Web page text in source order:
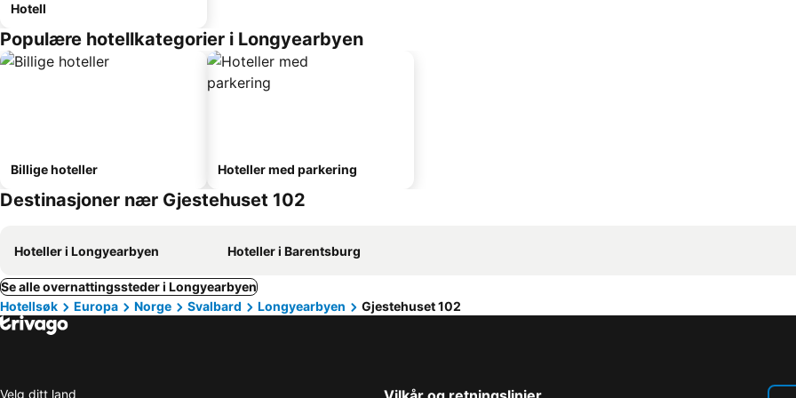
Hotell
Populære hotellkategorier i Longyearbyen
Billige hoteller Hoteller med parkering
Destinasjoner nær Gjestehuset 102
Hoteller i Longyearbyen Hoteller i Barentsburg
Se alle overnattingssteder i Longyearbyen
Hotellsøk
Europa Norge Svalbard Longyearbyen Gjestehuset 102
Velg ditt land